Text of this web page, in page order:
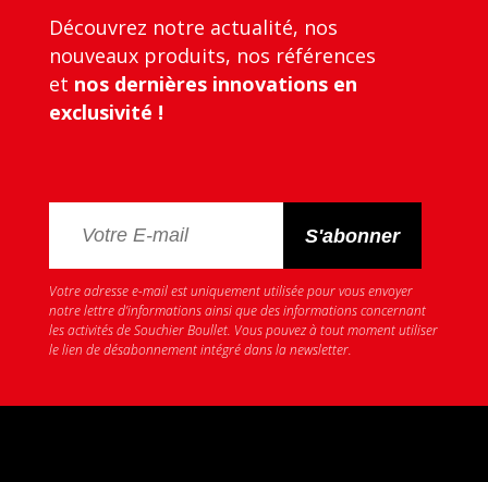
Découvrez notre actualité, nos
nouveaux produits, nos références
et nos dernières innovations en
exclusivité !
Votre adresse e-mail est uniquement utilisée pour vous envoyer
notre lettre d’informations ainsi que des informations concernant
les activités de Souchier Boullet. Vous pouvez à tout moment utiliser
le lien de désabonnement intégré dans la newsletter.